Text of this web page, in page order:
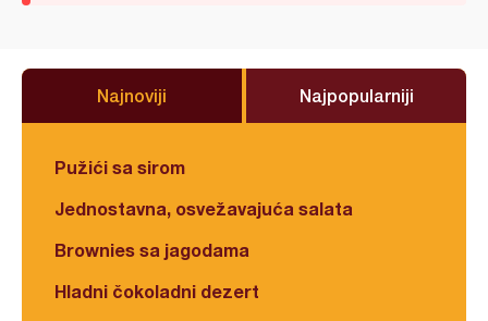
Najnoviji Najpopularniji
Pužići sa sirom
Jednostavna, osvežavajuća salata
Brownies sa jagodama
Hladni čokoladni dezert